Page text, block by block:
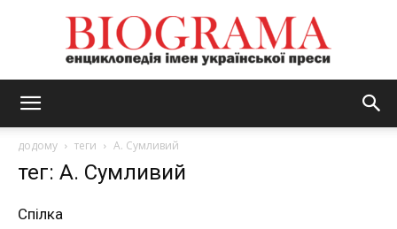
додому теги А. Сумливий
тег: А. Сумливий
Спілка